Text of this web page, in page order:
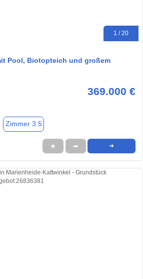
1 / 20
Pool, Biotopteich und großem
369.000 €
Zimmer 3.5
★ ➦ ➜